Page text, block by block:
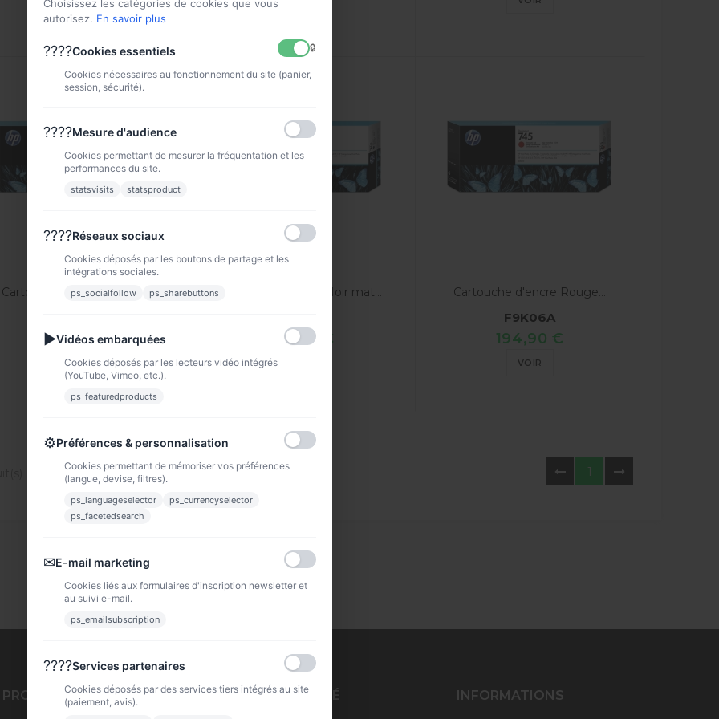
Cartouche d'encre Noir...
194,90 €
VOIR
Cartouche d'encre Noir mat...
194,90 €
Cartouche d'encre Rouge...
F9K06A
194,90 €
VOIR
1 à 15 sur 15 produit(s) 1
PRODUITS NOTRE SOCIÉTÉ INFORMATIONS
Choisissez les catégories de cookies que vous
autorisez. En savoir plus
????Cookies essentiels 🔒
Cookies nécessaires au fonctionnement du site (panier,
session, sécurité).
????Mesure d'audience
Cookies permettant de mesurer la fréquentation et les
performances du site.
statsvisits statsproduct
????Réseaux sociaux
Cookies déposés par les boutons de partage et les
intégrations sociales.
ps_socialfollow ps_sharebuttons
▶Vidéos embarquées
Cookies déposés par les lecteurs vidéo intégrés
(YouTube, Vimeo, etc.).
ps_featuredproducts
⚙Préférences & personnalisation
Cookies permettant de mémoriser vos préférences
(langue, devise, filtres).
ps_languageselector
ps_currencyselector
ps_facetedsearch
✉E-mail marketing
Cookies liés aux formulaires d'inscription newsletter et
au suivi e-mail.
ps_emailsubscription
????Services partenaires
Cookies déposés par des services tiers intégrés au site
(paiement, avis).